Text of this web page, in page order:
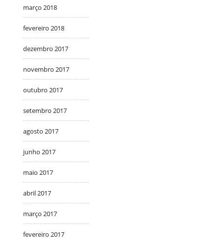
março 2018
fevereiro 2018
dezembro 2017
novembro 2017
outubro 2017
setembro 2017
agosto 2017
junho 2017
maio 2017
abril 2017
março 2017
fevereiro 2017